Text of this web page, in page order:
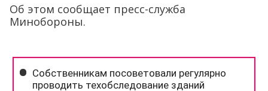
Об этом сообщает пресс-служба
Минобороны.